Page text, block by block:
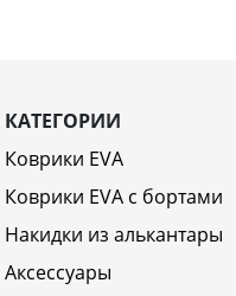
КАТЕГОРИИ
Коврики EVA
Коврики EVA c бортами
Накидки из алькантары
Аксессуары